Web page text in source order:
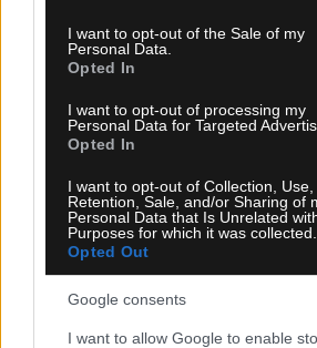
consent section.
I want to opt-out of the Sale of my
Personal Data.
Opted In
I want to opt-out of processing my
Personal Data for Targeted
Opted In
I want to opt-out of Collection, Use,
Retention, Sale, and/or Sharing of
Personal Data that Is Unrelated
Purposes for which it was collected.
Opted Out
Google consents
I want to allow Google to enable
07.08.2026, 12:53
Αθλητικό τηλεοπτικό πρόγραμμα